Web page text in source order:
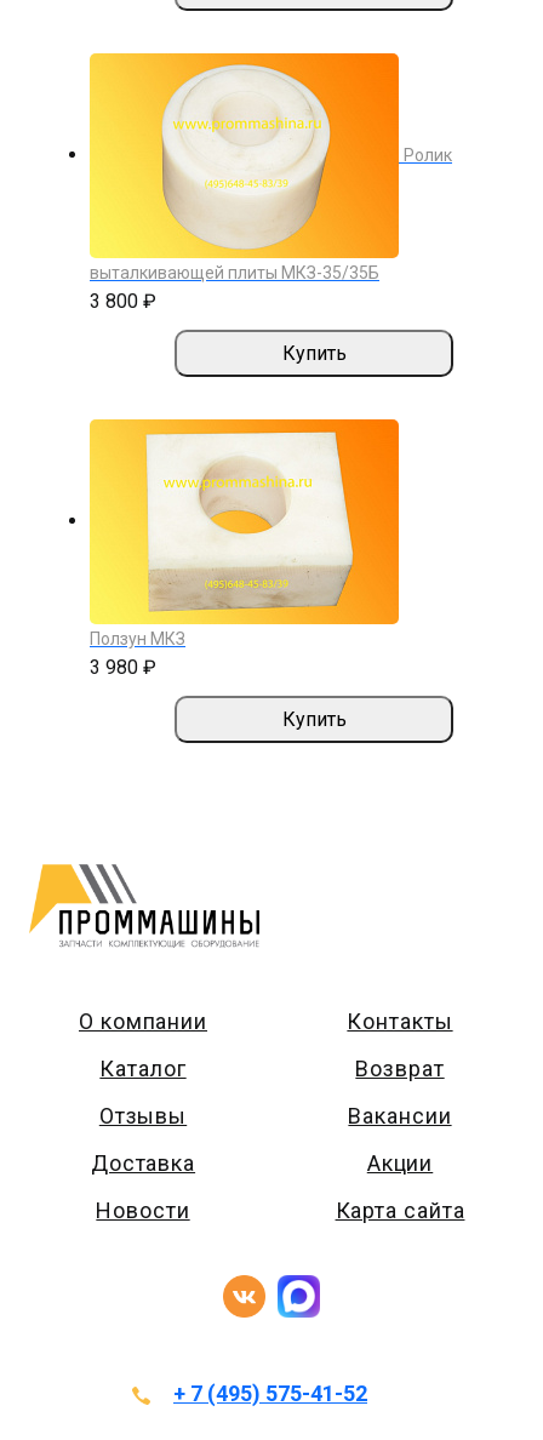
Ролик
выталкивающей плиты МКЗ-35/35Б
3 800 ₽
Купить
Ползун МКЗ
3 980 ₽
Купить
О компании
Каталог
Отзывы
Доставка
Новости
Контакты
Возврат
Вакансии
Акции
Карта сайта
+ 7 (495) 575-41-52